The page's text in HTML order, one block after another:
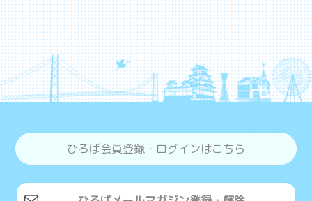
ひろば会員登録・ログインはこちら